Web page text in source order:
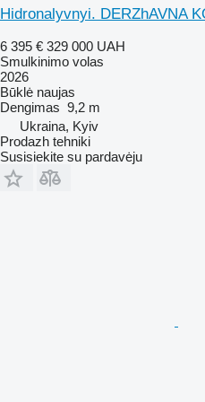
Hidronalyvnyi. DERZhAVNA
6 395 € 329 000 UAH
Smulkinimo volas
2026
Būklė naujas
Dengimas 9,2 m
Ukraina, Kyiv
Prodazh tehniki
Susisiekite su pardavėju